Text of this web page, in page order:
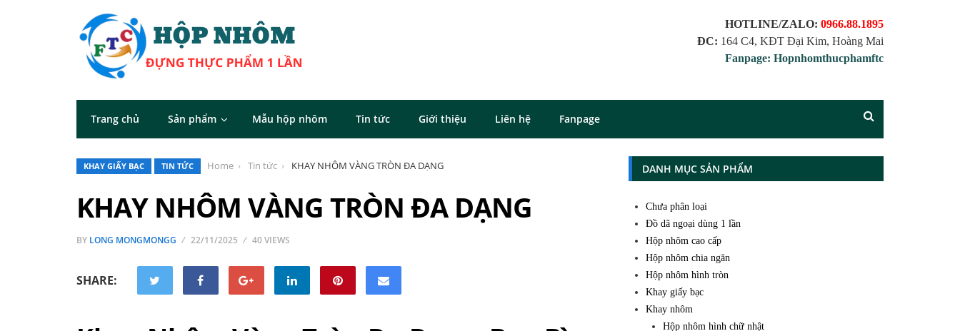
HOTLINE/ZALO: 0966.88.1895
ĐC: 164 C4, KĐT Đại Kim, Hoàng Mai
Fanpage: Hopnhomthucphamftc
Trang chủ Sản phẩm Mẫu hộp nhôm Tin tức Giới thiệu Liên hệ Fanpage
KHAY GIẤY BẠC TIN TỨC Home Tin tức KHAY NHÔM VÀNG TRÒN ĐA DẠNG
KHAY NHÔM VÀNG TRÒN ĐA DẠNG
BY LONG MONGMONGG 22/11/2025 40 VIEWS
SHARE:
DANH MỤC SẢN PHẨM
Chưa phân loại
Đồ dã ngoại dùng 1 lần
Hộp nhôm cao cấp
Hộp nhôm chia ngăn
Hộp nhôm hình tròn
Khay giấy bạc
Khay nhôm
Hộp nhôm hình chữ nhật